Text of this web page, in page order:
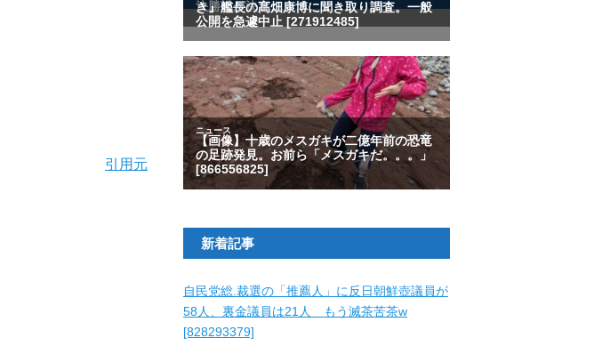
引用元
新着記事
自民党総.裁選の「推薦人」に反日朝鮮壺議員が
58人、裏金議員は21人 もう滅茶苦茶w
[828293379]